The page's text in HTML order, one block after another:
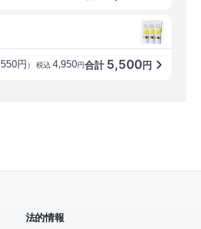
合計 5,500円
円 ） 税込 4,950円
法的情報